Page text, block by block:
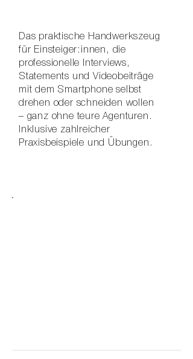
Das praktische Handwerkszeug
für Einsteiger:innen, die
professionelle Interviews,
Statements und Videobeiträge
mit dem Smartphone selbst
drehen oder schneiden wollen
– ganz ohne teure Agenturen.
Inklusive zahlreicher
Praxisbeispiele und Übungen.